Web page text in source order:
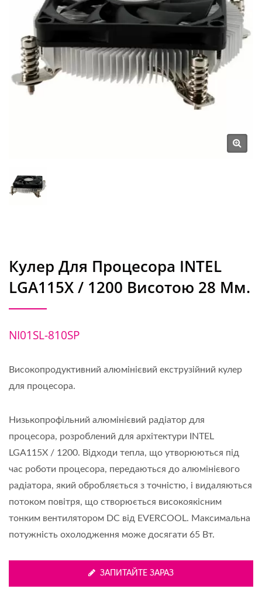
Кулер Для Процесора INTEL
LGA115X / 1200 Висотою 28 Мм.
NI01SL-810SP
Високопродуктивний алюмінієвий екструзійний кулер
для процесора.
Низькопрофільний алюмінієвий радіатор для
процесора, розроблений для архітектури INTEL
LGA115X / 1200. Відходи тепла, що утворюються під
час роботи процесора, передаються до алюмінієвого
радіатора, який обробляється з точністю, і видаляються
потоком повітря, що створюється високоякісним
тонким вентилятором DC від EVERCOOL. Максимальна
потужність охолодження може досягати 65 Вт.
ЗАПИТАЙТЕ ЗАРАЗ